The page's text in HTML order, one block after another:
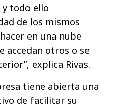
todo ello
de los mismos
en una nube
accedan otros o se
explica Rivas.
tiene abierta una
de facilitar su